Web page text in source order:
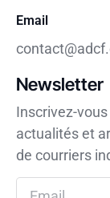
Email
Newsletter
Inscrivez-
actualités et
de courriers